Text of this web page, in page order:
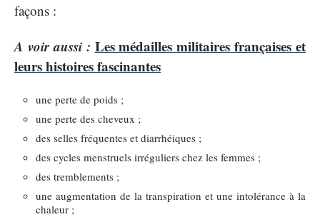
façons :
A voir aussi : Les médailles militaires françaises et
leurs histoires fascinantes
une perte de poids ;
une perte des cheveux ;
des selles fréquentes et diarrhéiques ;
des cycles menstruels irréguliers chez les femmes ;
des tremblements ;
une augmentation de la transpiration et une intolérance à la
chaleur ;